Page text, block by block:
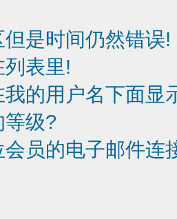
是时间仍然错误!
表里!
的用户名下面显
级?
员的电子邮件连